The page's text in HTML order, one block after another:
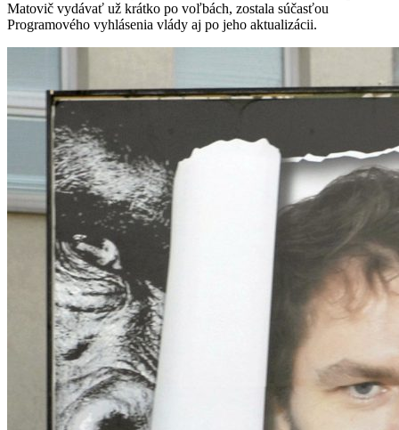
Matovič vydávať už krátko po voľbách, zostala súčasťou
Programového vyhlásenia vlády aj po jeho aktualizácii.